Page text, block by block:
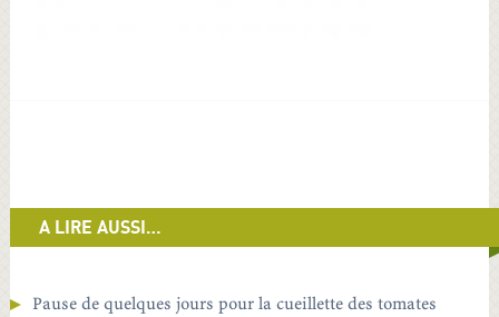
A LIRE AUSSI…
Pause de quelques jours pour la cueillette des tomates